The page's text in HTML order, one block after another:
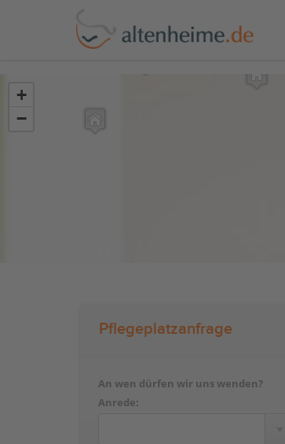
+
−
Pflegeplatzanfrage
An wen dürfen wir uns wenden?
Anrede: